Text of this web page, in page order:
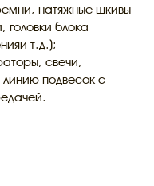
натяжные шкивы
блока
т.д.);
свечи,
линию подвесок с